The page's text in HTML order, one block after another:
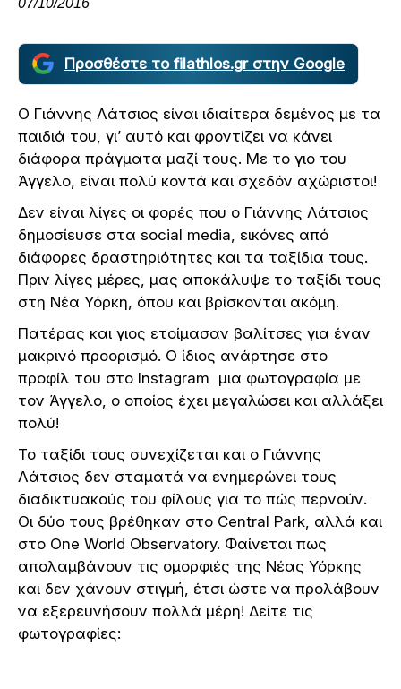
07/10/2016
Προσθέστε το filathlos.gr στην Google
Ο Γιάννης Λάτσιος είναι ιδιαίτερα δεμένος με τα
παιδιά του, γι’ αυτό και φροντίζει να κάνει
διάφορα πράγματα μαζί τους. Με το γιο του
Άγγελο, είναι πολύ κοντά και σχεδόν αχώριστοι!
Δεν είναι λίγες οι φορές που ο Γιάννης Λάτσιος
δημοσίευσε στα social media, εικόνες από
διάφορες δραστηριότητες και τα ταξίδια τους.
Πριν λίγες μέρες, μας αποκάλυψε το ταξίδι τους
στη Νέα Υόρκη, όπου και βρίσκονται ακόμη.
Πατέρας και γιος ετοίμασαν βαλίτσες για έναν
μακρινό προορισμό. Ο ίδιος ανάρτησε στο
προφίλ του στο Instagram μια φωτογραφία με
τον Άγγελο, ο οποίος έχει μεγαλώσει και αλλάξει
πολύ!
Το ταξίδι τους συνεχίζεται και ο Γιάννης
Λάτσιος δεν σταματά να ενημερώνει τους
διαδικτυακούς του φίλους για το πώς περνούν.
Οι δύο τους βρέθηκαν στο Central Park, αλλά και
στο One World Observatory. Φαίνεται πως
απολαμβάνουν τις ομορφιές της Νέας Υόρκης
και δεν χάνουν στιγμή, έτσι ώστε να προλάβουν
να εξερευνήσουν πολλά μέρη! Δείτε τις
φωτογραφίες: